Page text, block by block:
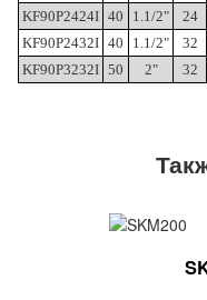
KF90P2424I 40 1.1/2" 24
KF90P2432I 40 1.1/2" 32
KF90P3232I 50 2" 32